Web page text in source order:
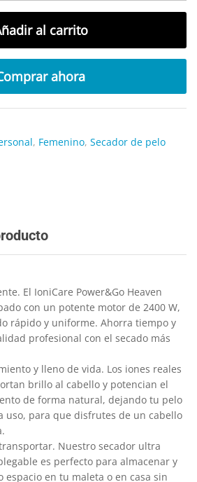
al carrito
ahora
, Femenino, Secador de pelo
El IoniCare Power&Go Heaven
con un potente motor de 2400 W,
rápido y uniforme. Ahorra tiempo y
profesional con el secado más
y lleno de vida. Los iones reales
brillo al cabello y potencian el
de forma natural, dejando tu pelo
uso, para que disfrutes de un cabello
Nuestro secador ultra
es perfecto para almacenar y
en tu maleta o en casa sin